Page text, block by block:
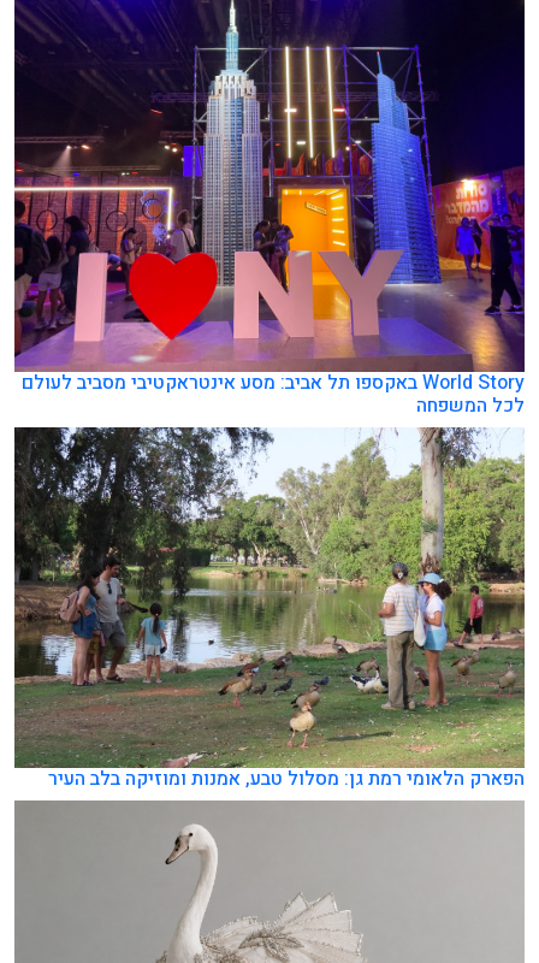
World Story באקספו תל אביב: מסע אינטראקטיבי מסביב לעולם
לכל המשפחה
הפארק הלאומי רמת גן: מסלול טבע, אמנות ומוזיקה בלב העיר